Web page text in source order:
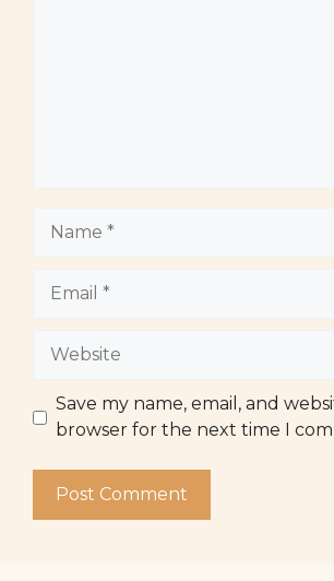
Website
Save my name, email, and
browser for the next time I